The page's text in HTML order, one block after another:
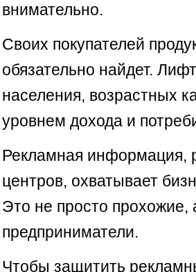
внимательно.
Своих покупателей
обязательно найдет.
населения, возрастных
уровнем дохода и
Рекламная информация,
центров, охватывает
Это не просто
предприниматели.
Чтобы защитить